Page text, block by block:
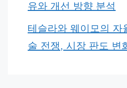
유와 개선 방향 분석
테슬라와 웨이모의 자
술 전쟁, 시장 판도 변